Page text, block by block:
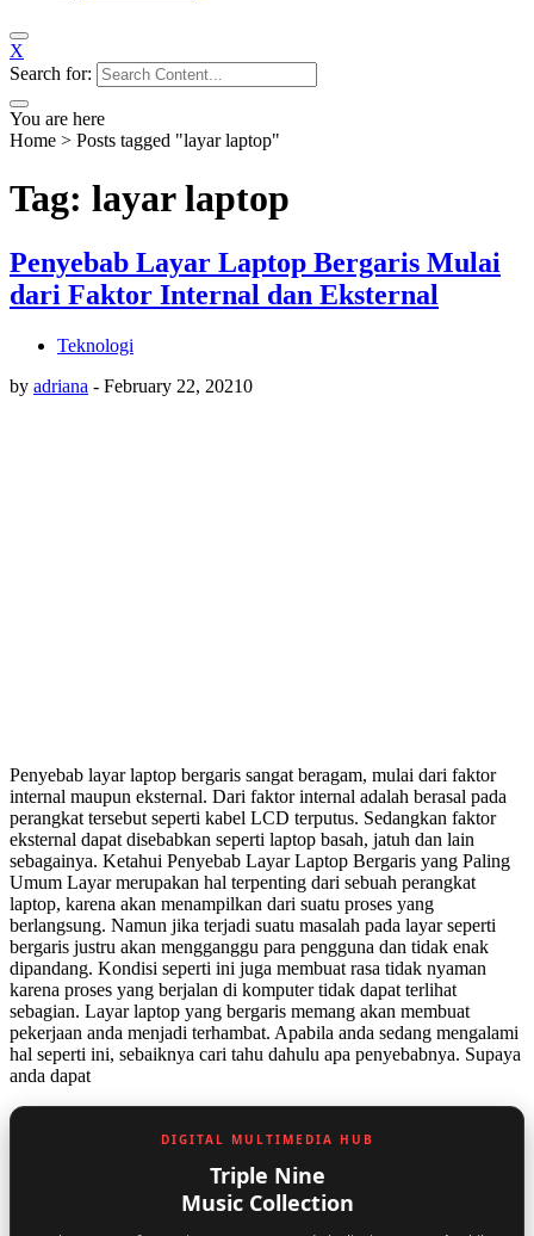
X
Search for:
You are here
Home > Posts tagged "layar laptop"
Tag: layar laptop
Penyebab Layar Laptop Bergaris Mulai
dari Faktor Internal dan Eksternal
Teknologi
by adriana - February 22, 20210
Penyebab layar laptop bergaris sangat beragam, mulai dari faktor
internal maupun eksternal. Dari faktor internal adalah berasal pada
perangkat tersebut seperti kabel LCD terputus. Sedangkan faktor
eksternal dapat disebabkan seperti laptop basah, jatuh dan lain
sebagainya. Ketahui Penyebab Layar Laptop Bergaris yang Paling
Umum Layar merupakan hal terpenting dari sebuah perangkat
laptop, karena akan menampilkan dari suatu proses yang
berlangsung. Namun jika terjadi suatu masalah pada layar seperti
bergaris justru akan mengganggu para pengguna dan tidak enak
dipandang. Kondisi seperti ini juga membuat rasa tidak nyaman
karena proses yang berjalan di komputer tidak dapat terlihat
sebagian. Layar laptop yang bergaris memang akan membuat
pekerjaan anda menjadi terhambat. Apabila anda sedang mengalami
hal seperti ini, sebaiknya cari tahu dahulu apa penyebabnya. Supaya
anda dapat
DIGITAL MULTIMEDIA HUB
Triple Nine
Music Collection